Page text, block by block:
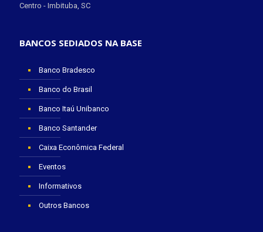
Centro - Imbituba, SC
BANCOS SEDIADOS NA BASE
Banco Bradesco
Banco do Brasil
Banco Itaú Unibanco
Banco Santander
Caixa Econômica Federal
Eventos
Informativos
Outros Bancos